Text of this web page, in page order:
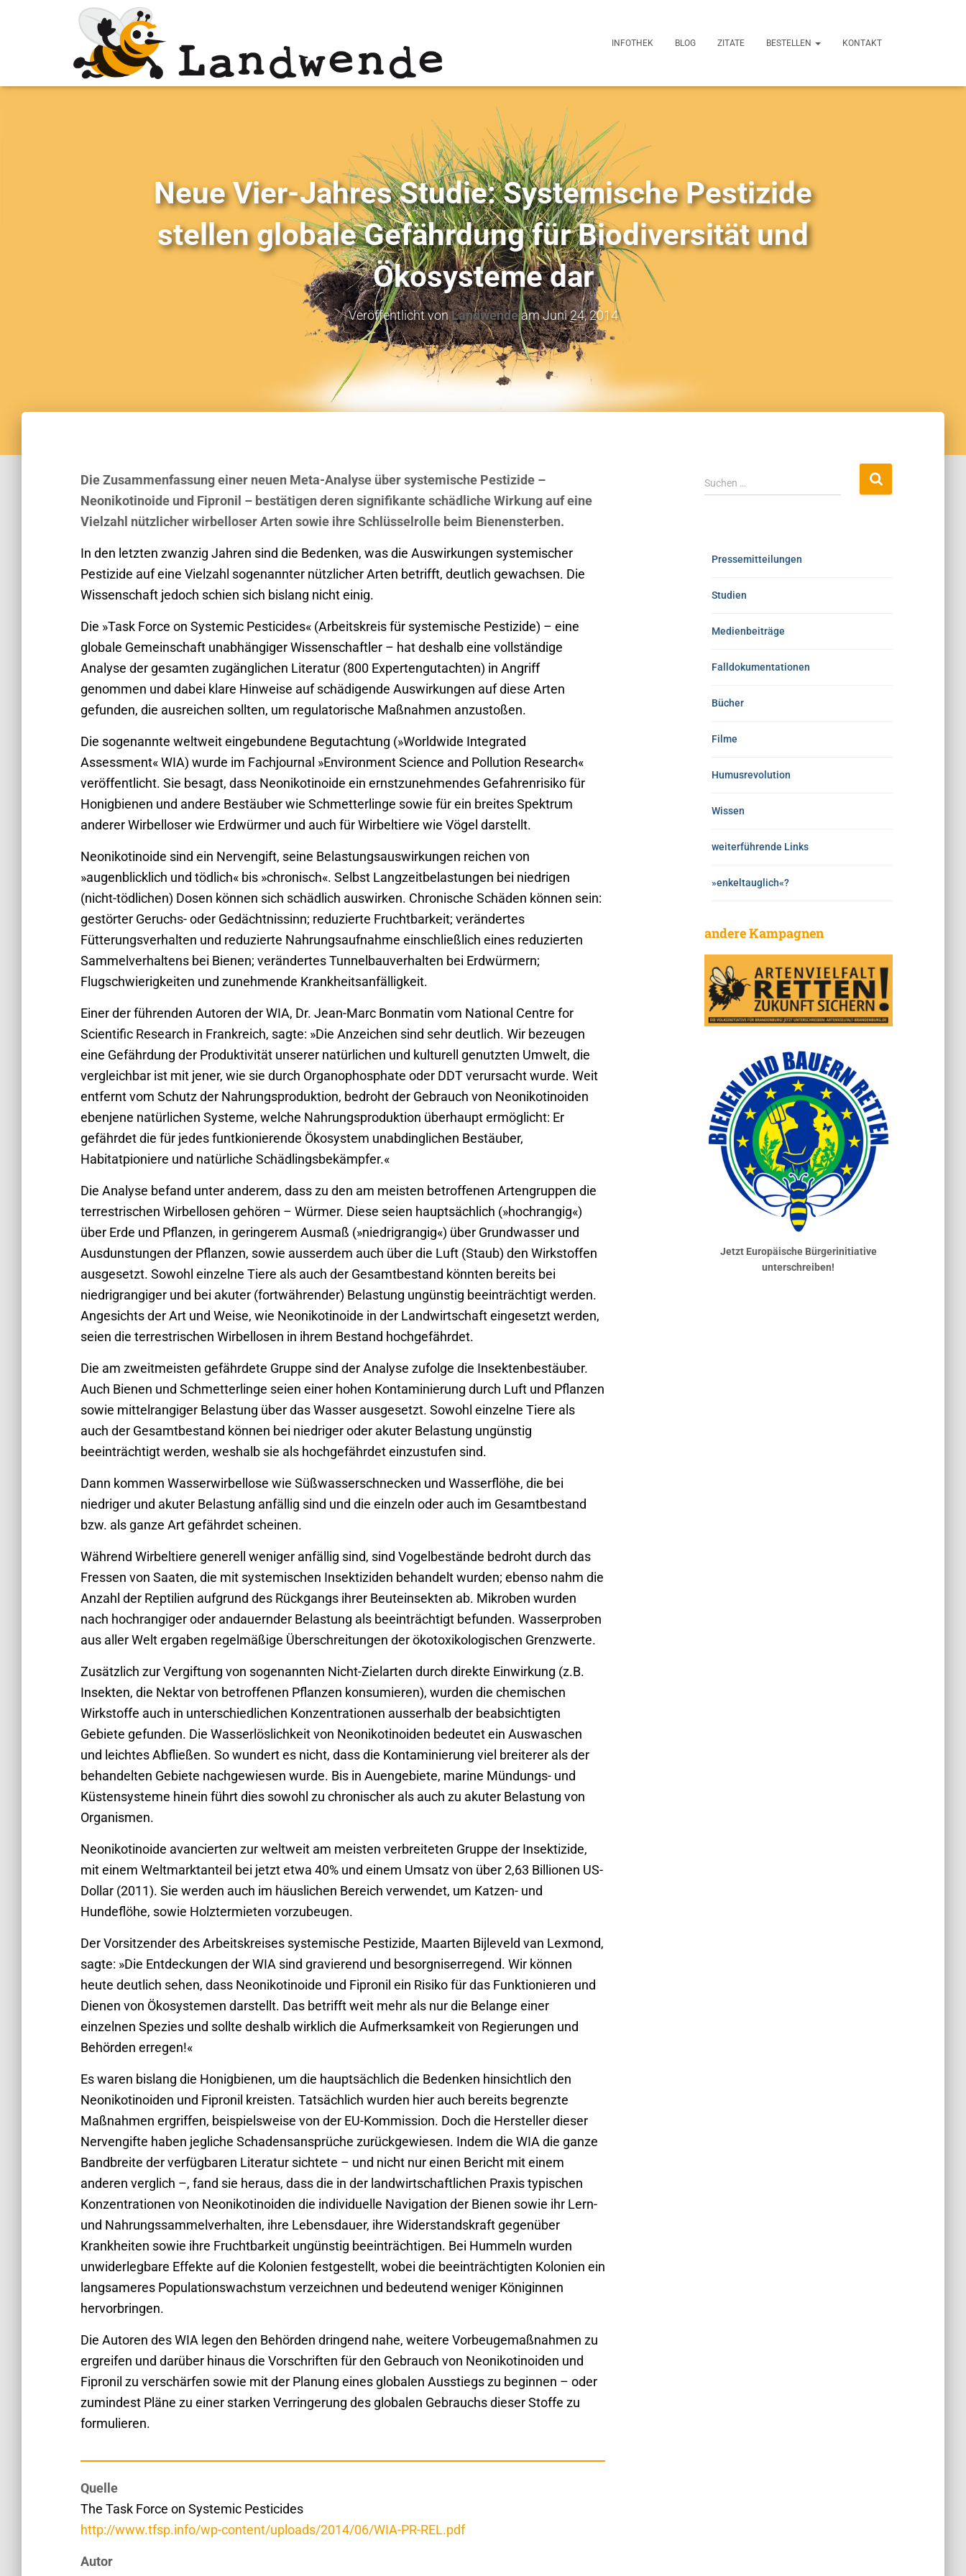
INFOTHEK BLOG ZITATE BESTELLEN KONTAKT
Neue Vier-Jahres Studie: Systemische Pestizide
stellen globale Gefährdung für Biodiversität und
Ökosysteme dar
Veröffentlicht vonLandwendeamJuni 24, 2014
Die Zusammenfassung einer neuen Meta-Analyse über systemische Pestizide –
Neonikotinoide und Fipronil – bestätigen deren signifikante schädliche Wirkung auf eine
Vielzahl nützlicher wirbelloser Arten sowie ihre Schlüsselrolle beim Bienensterben.
In den letzten zwanzig Jahren sind die Bedenken, was die Auswirkungen systemischer
Pestizide auf eine Vielzahl sogenannter nützlicher Arten betrifft, deutlich gewachsen. Die
Wissenschaft jedoch schien sich bislang nicht einig.
Die »Task Force on Systemic Pesticides« (Arbeitskreis für systemische Pestizide) – eine
globale Gemeinschaft unabhängiger Wissenschaftler – hat deshalb eine vollständige
Analyse der gesamten zugänglichen Literatur (800 Expertengutachten) in Angriff
genommen und dabei klare Hinweise auf schädigende Auswirkungen auf diese Arten
gefunden, die ausreichen sollten, um regulatorische Maßnahmen anzustoßen.
Die sogenannte weltweit eingebundene Begutachtung (»Worldwide Integrated
Assessment« WIA) wurde im Fachjournal »Environment Science and Pollution Research«
veröffentlicht. Sie besagt, dass Neonikotinoide ein ernstzunehmendes Gefahrenrisiko für
Honigbienen und andere Bestäuber wie Schmetterlinge sowie für ein breites Spektrum
anderer Wirbelloser wie Erdwürmer und auch für Wirbeltiere wie Vögel darstellt.
Neonikotinoide sind ein Nervengift, seine Belastungsauswirkungen reichen von
»augenblicklich und tödlich« bis »chronisch«. Selbst Langzeitbelastungen bei niedrigen
(nicht-tödlichen) Dosen können sich schädlich auswirken. Chronische Schäden können sein:
gestörter Geruchs- oder Gedächtnissinn; reduzierte Fruchtbarkeit; verändertes
Fütterungsverhalten und reduzierte Nahrungsaufnahme einschließlich eines reduzierten
Sammelverhaltens bei Bienen; verändertes Tunnelbauverhalten bei Erdwürmern;
Flugschwierigkeiten und zunehmende Krankheitsanfälligkeit.
Einer der führenden Autoren der WIA, Dr. Jean-Marc Bonmatin vom National Centre for
Scientific Research in Frankreich, sagte: »Die Anzeichen sind sehr deutlich. Wir bezeugen
eine Gefährdung der Produktivität unserer natürlichen und kulturell genutzten Umwelt, die
vergleichbar ist mit jener, wie sie durch Organophosphate oder DDT verursacht wurde. Weit
entfernt vom Schutz der Nahrungsproduktion, bedroht der Gebrauch von Neonikotinoiden
ebenjene natürlichen Systeme, welche Nahrungsproduktion überhaupt ermöglicht: Er
gefährdet die für jedes funtkionierende Ökosystem unabdinglichen Bestäuber,
Habitatpioniere und natürliche Schädlingsbekämpfer.«
Die Analyse befand unter anderem, dass zu den am meisten betroffenen Artengruppen die
terrestrischen Wirbellosen gehören – Würmer. Diese seien hauptsächlich (»hochrangig«)
über Erde und Pflanzen, in geringerem Ausmaß (»niedrigrangig«) über Grundwasser und
Ausdunstungen der Pflanzen, sowie ausserdem auch über die Luft (Staub) den Wirkstoffen
ausgesetzt. Sowohl einzelne Tiere als auch der Gesamtbestand könnten bereits bei
niedrigrangiger und bei akuter (fortwährender) Belastung ungünstig beeinträchtigt werden.
Angesichts der Art und Weise, wie Neonikotinoide in der Landwirtschaft eingesetzt werden,
seien die terrestrischen Wirbellosen in ihrem Bestand hochgefährdet.
Die am zweitmeisten gefährdete Gruppe sind der Analyse zufolge die Insektenbestäuber.
Auch Bienen und Schmetterlinge seien einer hohen Kontaminierung durch Luft und Pflanzen
sowie mittelrangiger Belastung über das Wasser ausgesetzt. Sowohl einzelne Tiere als
auch der Gesamtbestand können bei niedriger oder akuter Belastung ungünstig
beeinträchtigt werden, weshalb sie als hochgefährdet einzustufen sind.
Dann kommen Wasserwirbellose wie Süßwasserschnecken und Wasserflöhe, die bei
niedriger und akuter Belastung anfällig sind und die einzeln oder auch im Gesamtbestand
bzw. als ganze Art gefährdet scheinen.
Während Wirbeltiere generell weniger anfällig sind, sind Vogelbestände bedroht durch das
Fressen von Saaten, die mit systemischen Insektiziden behandelt wurden; ebenso nahm die
Anzahl der Reptilien aufgrund des Rückgangs ihrer Beuteinsekten ab. Mikroben wurden
nach hochrangiger oder andauernder Belastung als beeinträchtigt befunden. Wasserproben
aus aller Welt ergaben regelmäßige Überschreitungen der ökotoxikologischen Grenzwerte.
Zusätzlich zur Vergiftung von sogenannten Nicht-Zielarten durch direkte Einwirkung (z.B.
Insekten, die Nektar von betroffenen Pflanzen konsumieren), wurden die chemischen
Wirkstoffe auch in unterschiedlichen Konzentrationen ausserhalb der beabsichtigten
Gebiete gefunden. Die Wasserlöslichkeit von Neonikotinoiden bedeutet ein Auswaschen
und leichtes Abfließen. So wundert es nicht, dass die Kontaminierung viel breiterer als der
behandelten Gebiete nachgewiesen wurde. Bis in Auengebiete, marine Mündungs- und
Küstensysteme hinein führt dies sowohl zu chronischer als auch zu akuter Belastung von
Organismen.
Neonikotinoide avancierten zur weltweit am meisten verbreiteten Gruppe der Insektizide,
mit einem Weltmarktanteil bei jetzt etwa 40% und einem Umsatz von über 2,63 Billionen US-
Dollar (2011). Sie werden auch im häuslichen Bereich verwendet, um Katzen- und
Hundeflöhe, sowie Holztermieten vorzubeugen.
Der Vorsitzender des Arbeitskreises systemische Pestizide, Maarten Bijleveld van Lexmond,
sagte: »Die Entdeckungen der WIA sind gravierend und besorgniserregend. Wir können
heute deutlich sehen, dass Neonikotinoide und Fipronil ein Risiko für das Funktionieren und
Dienen von Ökosystemen darstellt. Das betrifft weit mehr als nur die Belange einer
einzelnen Spezies und sollte deshalb wirklich die Aufmerksamkeit von Regierungen und
Behörden erregen!«
Es waren bislang die Honigbienen, um die hauptsächlich die Bedenken hinsichtlich den
Neonikotinoiden und Fipronil kreisten. Tatsächlich wurden hier auch bereits begrenzte
Maßnahmen ergriffen, beispielsweise von der EU-Kommission. Doch die Hersteller dieser
Nervengifte haben jegliche Schadensansprüche zurückgewiesen. Indem die WIA die ganze
Bandbreite der verfügbaren Literatur sichtete – und nicht nur einen Bericht mit einem
anderen verglich –, fand sie heraus, dass die in der landwirtschaftlichen Praxis typischen
Konzentrationen von Neonikotinoiden die individuelle Navigation der Bienen sowie ihr Lern-
und Nahrungssammelverhalten, ihre Lebensdauer, ihre Widerstandskraft gegenüber
Krankheiten sowie ihre Fruchtbarkeit ungünstig beeinträchtigen. Bei Hummeln wurden
unwiderlegbare Effekte auf die Kolonien festgestellt, wobei die beeinträchtigten Kolonien ein
langsameres Populationswachstum verzeichnen und bedeutend weniger Königinnen
hervorbringen.
Die Autoren des WIA legen den Behörden dringend nahe, weitere Vorbeugemaßnahmen zu
ergreifen und darüber hinaus die Vorschriften für den Gebrauch von Neonikotinoiden und
Fipronil zu verschärfen sowie mit der Planung eines globalen Ausstiegs zu beginnen – oder
zumindest Pläne zu einer starken Verringerung des globalen Gebrauchs dieser Stoffe zu
formulieren.
Quelle
The Task Force on Systemic Pesticides
http://www.tfsp.info/wp-content/uploads/2014/06/WIA-PR-REL.pdf
Autor
Suchen …
Pressemitteilungen
Studien
Medienbeiträge
Falldokumentationen
Bücher
Filme
Humusrevolution
Wissen
weiterführende Links
»enkeltauglich«?
andere Kampagnen
Jetzt Europäische Bürgerinitiative
unterschreiben!